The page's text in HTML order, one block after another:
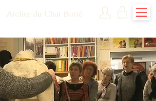
Atelier du Chat Botté